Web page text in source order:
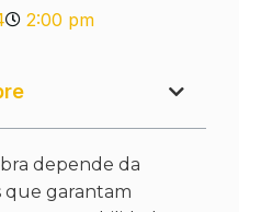
2:00 pm
depende da
que garantam